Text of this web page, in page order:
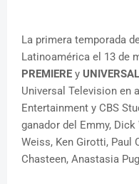
La primera temporada
Latinoamérica el 13 de
PREMIERE y
Universal Television en
Entertainment y CBS
ganador del Emmy,
Weiss, Ken Girotti, Paul
Chasteen, Anastasia